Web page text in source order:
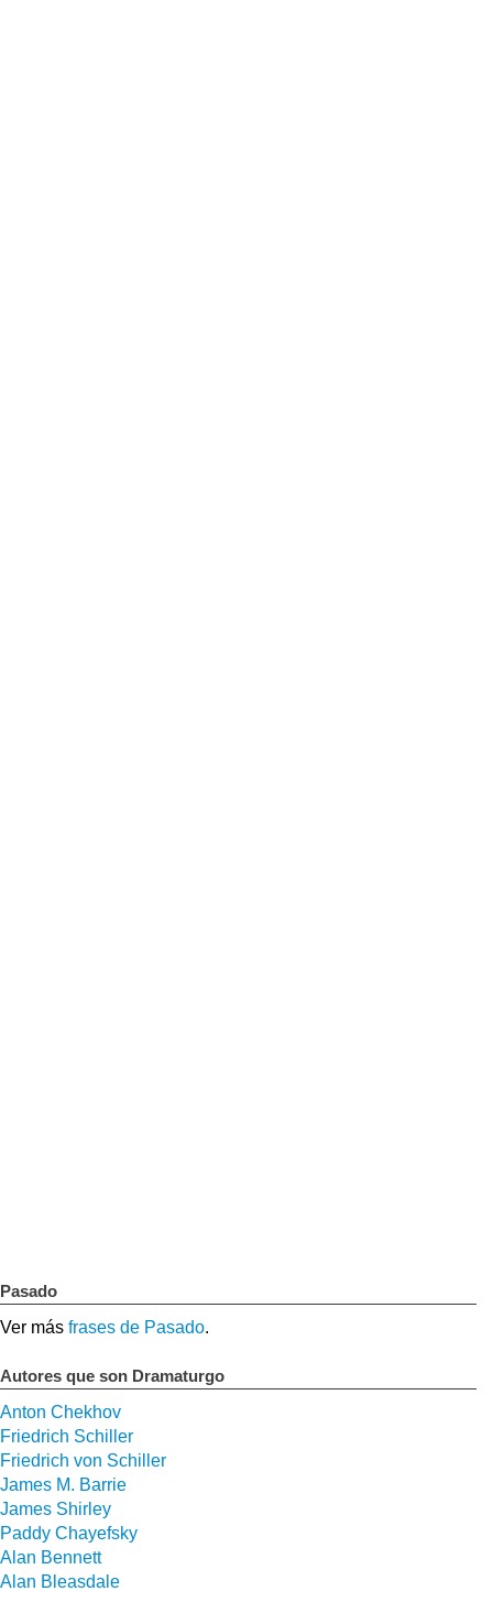
Pasado
Ver más frases de Pasado.
Autores que son Dramaturgo
Anton Chekhov
Friedrich Schiller
Friedrich von Schiller
James M. Barrie
James Shirley
Paddy Chayefsky
Alan Bennett
Alan Bleasdale